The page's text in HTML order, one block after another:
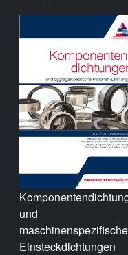
und
maschinenspezifische
Einsteckdichtungen